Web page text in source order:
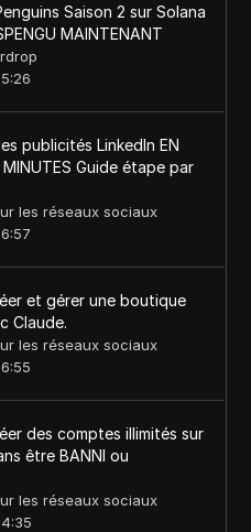
Saison 2 sur Solana
MAINTENANT
publicités LinkedIn EN
MINUTES Guide étape par
les réseaux sociaux
et gérer une boutique
Claude.
les réseaux sociaux
des comptes illimités sur
être BANNI ou
les réseaux sociaux